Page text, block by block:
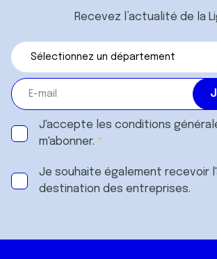
Recevez l’actualité de la
J'accepte les conditions
m'abonner.
Je souhaite également recevoir
destination des entreprises.